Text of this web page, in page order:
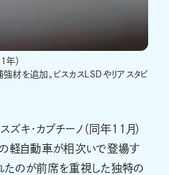
年）
材を追加。ビスカスLSDやリアスタビ
ズキ・カプチーノ（同年11月）
の軽自動車が相次いで登場す
たのが前席を重視した独特の